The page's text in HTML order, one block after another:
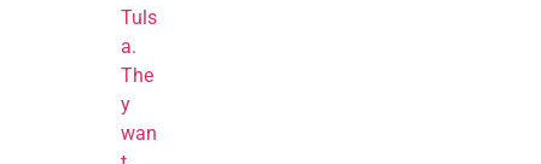
Tuls
a.
The
y
wan